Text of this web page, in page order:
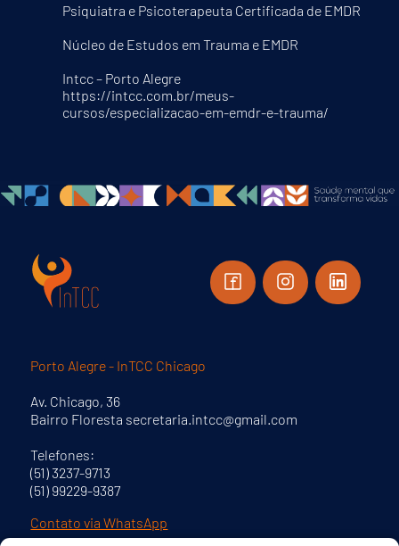
Psiquiatra e Psicoterapeuta Certificada de EMDR
Núcleo de Estudos em Trauma e EMDR
Intcc – Porto Alegre
https://intcc.com.br/meus-
cursos/especializacao-em-emdr-e-trauma/
Porto Alegre - InTCC Chicago
Av. Chicago, 36
Bairro Floresta secretaria.intcc@gmail.com
Telefones:
(51) 3237-9713
(51) 99229-9387
Contato via WhatsApp